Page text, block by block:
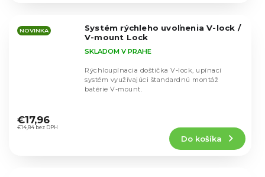
hviezdičiek.
NOVINKA
Systém rýchleho uvoľnenia V-lock /
V-mount Lock
hodnotenie
produktu
SKLADOM V PRAHE
€14,84 bez DPH
€17,96
Do košíka
Rýchloupínacia doštička V-lock, upínací
systém využívajúci štandardnú montáž
batérie V-mount.